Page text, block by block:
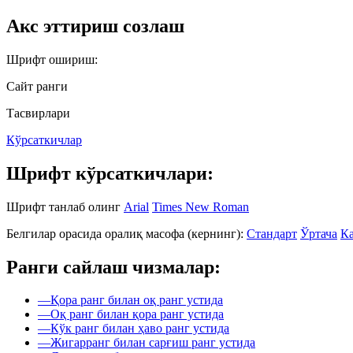
Акс эттириш созлаш
Шрифт ошириш:
Сайт ранги
Тасвирлари
Кўрсаткичлар
Шрифт кўрсаткичлари:
Шрифт танлаб олинг Arial Times New Roman
Белгилар орасида оралиқ масофа (кернинг): Стандарт Ўртача
Ранги сайлаш чизмалар:
—Қора ранг билан оқ ранг устида
—Оқ ранг билан қора ранг устида
—Кўк ранг билан ҳаво ранг устида
—Жигарранг билан сарғиш ранг устида